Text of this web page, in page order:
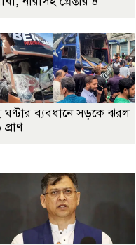
ঘণ্টার ব্যবধানে সড়কে ঝরল